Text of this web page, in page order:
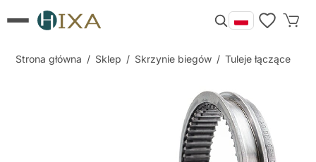
Strona główna / Sklep / Skrzynie biegów / Tuleje łączące